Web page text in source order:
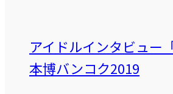
アイドルインタビュー
本博バンコク2019